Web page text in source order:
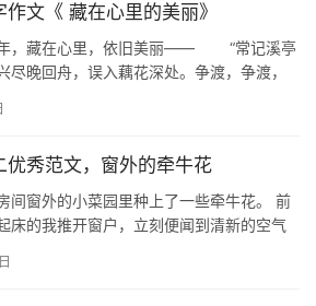
文《 藏在心里的美丽》
，藏在心里，依旧美丽—— “常记溪亭
尽晚回舟，误入藕花深处。争渡，争渡，
秀范文，窗外的牵牛花
间窗外的小菜园里种上了一些牵牛花。 前
床的我推开窗户，立刻便闻到清新的空气